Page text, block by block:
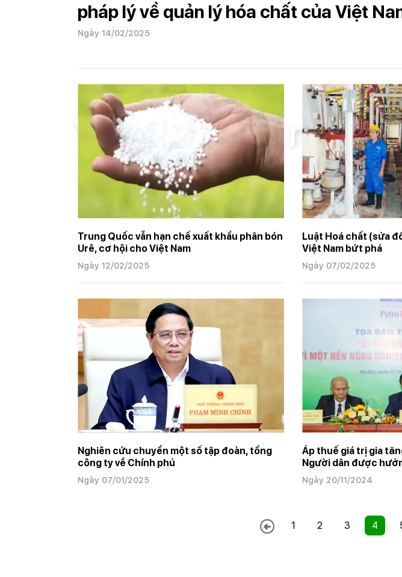
Trang chủ Chuyên mục (old) Vấn đề hôm nay
Vấn đề hôm nay
pháp lý về quản lý hóa chất của Việt
Ngày 14/02/2025
Trung Quốc vẫn hạn chế xuất khẩu phân bón
Urê, cơ hội cho Việt Nam
Ngày 12/02/2025
Luật Hoá chất (sửa
Việt Nam bứt phá
Ngày 07/02/2025
Nghiên cứu chuyển một số tập đoàn, tổng
công ty về Chính phủ
Ngày 07/01/2025
Áp thuế giá trị gia
Người dân được
Ngày 20/11/2024
1 2 3 4